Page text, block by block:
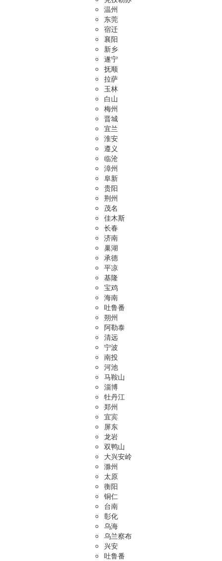
温州
东莞
宿迁
襄阳
新乡
遂宁
抚顺
拉萨
玉林
白山
梅州
晋城
宜兰
淮安
遵义
临沧
漳州
阜新
贵阳
荆州
茂名
佳木斯
长春
济南
巢湖
承德
平凉
基隆
宝鸡
海南
吐鲁番
朔州
阿勒泰
清远
宁波
南投
河池
马鞍山
淄博
牡丹江
郑州
宜宾
屏东
龙岩
双鸭山
大兴安岭
滁州
太原
衡阳
铜仁
台南
彰化
乌海
乌兰察布
兴安
吐鲁番